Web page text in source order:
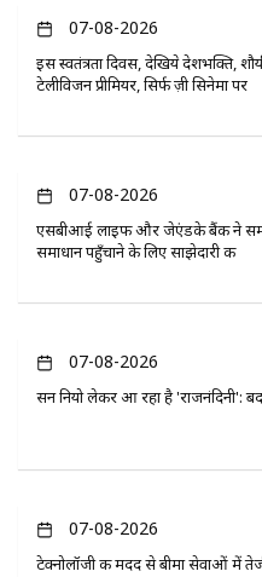
07-08-2026
इस स्वतंत्रता दिवस, देखिये देशभक्ति,
टेलीविजन प्रीमियर, सिर्फ ज़ी सिनेमा पर
07-08-2026
एसबीआई लाइफ और जेएंडके बैंक ने
समाधान पहुँचाने के लिए साझेदारी की
07-08-2026
सन नियो लेकर आ रहा है 'राजनंदिनी':
07-08-2026
टेक्नोलॉजी की मदद से बीमा सेवाओं में